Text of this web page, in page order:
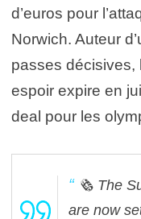
d’euros pour
Norwich. Auteur
passes décisives,
espoir expire en
deal pour les
🗞 The
are now